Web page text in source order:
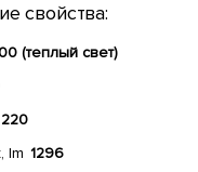
свойства:
(теплый свет)
220
lm 1296